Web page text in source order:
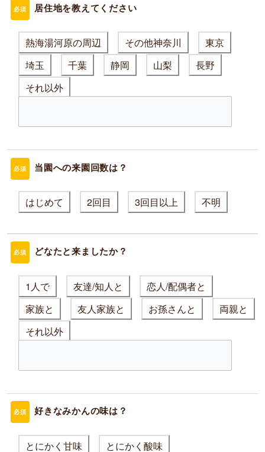
必須 居住地を教えてください
熱海湯河原の周辺 その他神奈川
東京
埼玉
千葉 静岡 山梨
長野
それ以外
必須 当園への来園回数は？
はじめて 2回目 3回目以上 不明
必須 どなたと来ましたか？
1人で 友達/知人と
恋人/配偶者と
家族と
友人家族と お孫さんと
両親と
それ以外
必須 好きなみかんの味は？
とにかく甘味
とにかく酸味